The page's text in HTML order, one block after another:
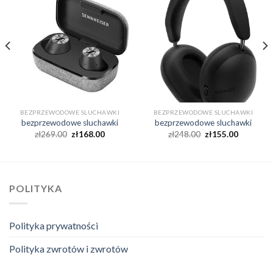
BEZPRZEWODOWE SLUCHAWKI
bezprzewodowe sluchawki
zł269.00 zł168.00
BEZPRZEWODOWE SLUCHAWKI
bezprzewodowe sluchawki
zł248.00 zł155.00
POLITYKA
Polityka prywatności
Polityka zwrotów i zwrotów